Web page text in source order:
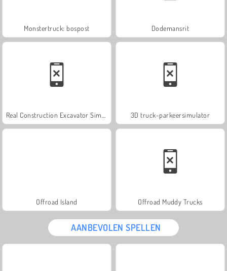
Monstertruck: bospost Dodemansrit
3D truck-parkeersimulator
Offroad Island Offroad Muddy Trucks
AANBEVOLEN SPELLEN